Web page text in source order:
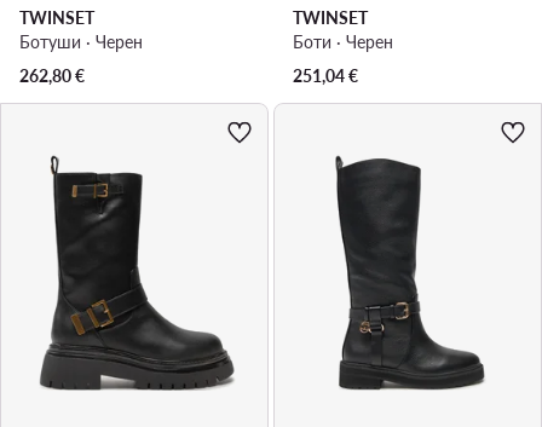
TWINSET
Ботуши · Черен
262,80€
TWINSET
Боти · Черен
251,04€